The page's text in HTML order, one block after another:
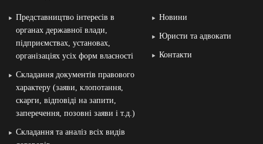
Представництво інтересів в
органах державної влади,
підприємствах, установах,
організаціях усіх форм власності
Складання документів правового
характеру (заяви, клопотання,
скарги, відповіді на запити,
заперечення, позовні заяви і т.д.)
Складання та аналіз всіх видів
Новини
Юристи та адвокати
Контакти